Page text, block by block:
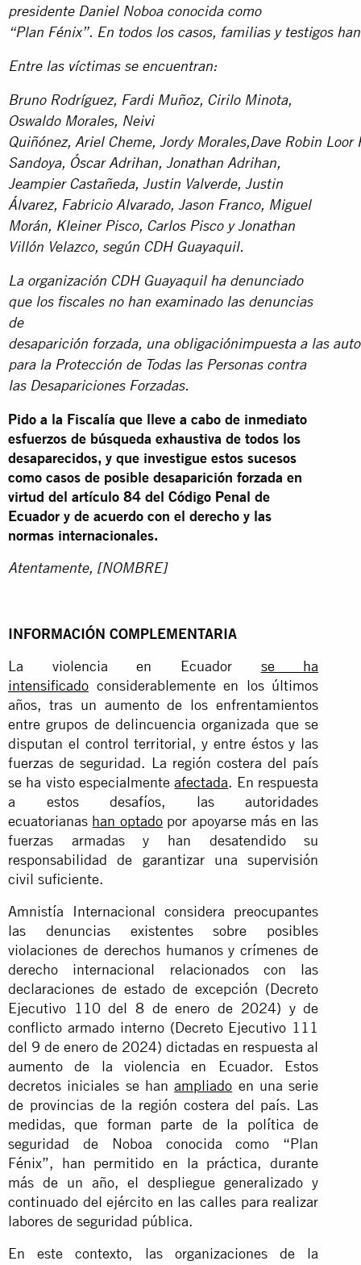
presidente Daniel Noboa conocida como
“Plan Fénix”. En todos los casos, familias y testigos
Entre las víctimas se encuentran:
Bruno Rodríguez, Fardi Muñoz, Cirilo Minota,
Oswaldo Morales, Neivi
Quiñónez, Ariel Cheme, Jordy Morales,Dave Robin
Sandoya, Óscar Adrihan, Jonathan Adrihan,
Jeampier Castañeda, Justin Valverde, Justin
Álvarez, Fabricio Alvarado, Jason Franco, Miguel
Morán, Kleiner Pisco, Carlos Pisco y Jonathan
Villón Velazco, según CDH Guayaquil.
La organización CDH Guayaquil ha denunciado
que los fiscales no han examinado las denuncias
de
desaparición forzada, una obligaciónimpuesta a las
para la Protección de Todas las Personas contra
las Desapariciones Forzadas.
Pido a la Fiscalía que lleve a cabo de inmediato
esfuerzos de búsqueda exhaustiva de todos los
desaparecidos, y que investigue estos sucesos
como casos de posible desaparición forzada en
virtud del artículo 84 del Código Penal de
Ecuador y de acuerdo con el derecho y las
normas internacionales.
Atentamente, [NOMBRE]
INFORMACIÓN COMPLEMENTARIA
La violencia en Ecuador se ha
intensificado considerablemente en los últimos
años, tras un aumento de los enfrentamientos
entre grupos de delincuencia organizada que se
disputan el control territorial, y entre éstos y las
fuerzas de seguridad. La región costera del país
se ha visto especialmenteafectada. En respuesta
a estos desafíos, las autoridades
ecuatorianas han optadopor apoyarse más en las
fuerzas armadas y han desatendido su
responsabilidad de garantizar una supervisión
civil suficiente.
Amnistía Internacional considera preocupantes
las denuncias existentes sobre posibles
violaciones de derechos humanos y crímenes de
derecho internacional relacionados con las
declaraciones de estado de excepción (Decreto
Ejecutivo 110 del 8 de enero de 2024) y de
conflicto armado interno (Decreto Ejecutivo 111
del 9 de enero de 2024) dictadas en respuesta al
aumento de la violencia en Ecuador. Estos
decretos iniciales se hanampliado en una serie
de provincias de la región costera del país. Las
medidas, que forman parte de la política de
seguridad de Noboa conocida como “Plan
Fénix”, han permitido en la práctica, durante
más de un año, el despliegue generalizado y
continuado del ejército en las calles para realizar
labores de seguridad pública.
En este contexto, las organizaciones de la